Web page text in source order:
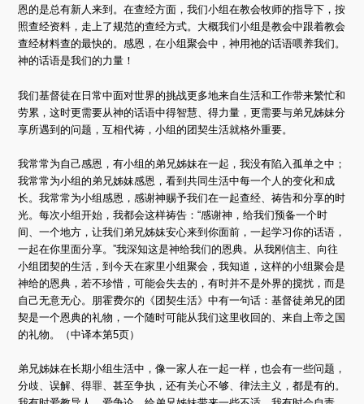
恩的是总有新人来到。在查经方面，我们小组在教会牧师的指导下，按
照查经资料，走上了规范的查经方式。大概我们小组是教会中跟着教会
查经材料查的最快的。感恩，在小组聚会中，神用祂的话语喂养我们。
神的话语是我们的力量！
我们基督徒在日常中面对世界的挑战更多地来自生活和工作带来繁忙和
劳累，这时更需要从神的话语中得智慧、得力量，更需要与弟兄姊妹分
享所遇到的问题，互相代祷，小组的团契生活就格外重要。
我常常为自己感恩，有小组的弟兄姊妹在一起，我没有陷入孤单之中；
我常常为小组的弟兄姊妹感恩，看到共同生活中每一个人的变化和成
长。我常常为小组感恩，感谢神赐予我们在一起查经、祷告和分享的时
光。每次小组开始，我都会这样祷告：“感谢神，给我们预备一个时
间、一个地方，让我们弟兄姊妹安心来到你面前，一起学习你的话语，
一起在你里面分享。”我深知这是神给我们的恩典。从我刚信主、向往
小组团契的生活，到今天在家里小组聚会，我知道，这样的小组聚会是
神给的恩典，若不珍惜，可能会失去的，有时并不是外界的搅扰，而是
自己无意无心。朋霍费尔的《团契生活》中有一句话：基督徒弟兄的团
契是一个恩典的礼物，一个随时可能从我们这里收回的、来自上帝之国
的礼物。（中译本第5页）
弟兄姊妹在长期小组生活中，像一家人在一起一样，也会有一些问题，
分歧、误解、得罪、甚至争执，还有关心不够、律法主义，都是有的。